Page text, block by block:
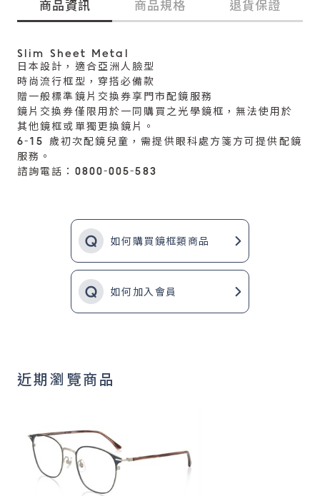
商品資訊 商品規格 退貨保證
Slim Sheet Metal
日本設計，適合亞洲人臉型
時尚流行框型，穿搭必備款
贈一般標準鏡片交換券享門市配鏡服務
鏡片交換券僅限用於一同購買之光學鏡框，無法使用於
其他鏡框或單獨更換鏡片。
6-15 歲初次配鏡兒童，需提供眼科處方箋方可提供配鏡
服務。
諮詢電話：0800-005-583
如何購買鏡框類商品
如何加入會員
近期瀏覽商品